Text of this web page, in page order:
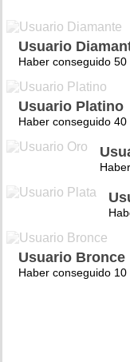
Usuario
Haber conseguido 50
Usuario Platino
Haber conseguido 40
Usuario Bronce
Haber conseguido 10